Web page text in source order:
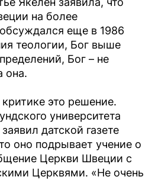
на более
еще в 1986
теологии, Бог выше
Бог – не
она.
это решение.
университета
датской газете
оно подрывает учение о
Церкви Швеции с
Церквями. «Не очень